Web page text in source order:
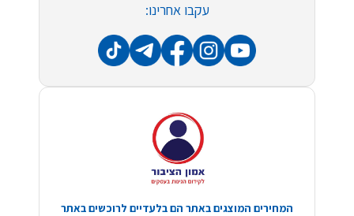
עקבו אחרינו:
המחירים המוצגים באתר הם בלעדיים לרוכשים באתר